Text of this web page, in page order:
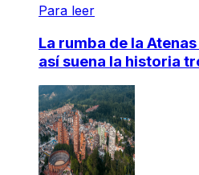
Para leer
La rumba de la
así suena la historia